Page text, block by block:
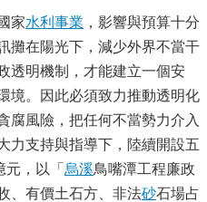
家水利事業 ，影響與預算十分
攤在陽光下，減少外界不當干
透明機制，才能建立一個安
境。因此必須致力推動透明化
腐風險，把任何不當勢力介入
力支持與指導下，陸續開設五
，以「 烏溪鳥嘴潭工程廉政
、有價土石方、非法砂石場占